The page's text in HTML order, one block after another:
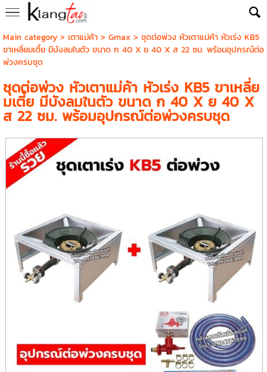
Main category> เตาแม่ค้า> Gmax > ชุดต่อพ่วง หัวเตาแม่ค้า หัวเร่ง KB5
ขาเหลี่ยมเตี้ย มีบังลมในตัว ขนาด ก 40 X ย 40 X ส 22 ซม. พร้อมอุปกรณ์ต่อ
พ่วงครบชุด
ชุดต่อพ่วง หัวเตาแม่ค้า หัวเร่ง KB5 ขาเหลี่ย
มเตี้ย มีบังลมในตัว ขนาด ก 40 X ย 40 X
ส 22 ซม. พร้อมอุปกรณ์ต่อพ่วงครบชุด